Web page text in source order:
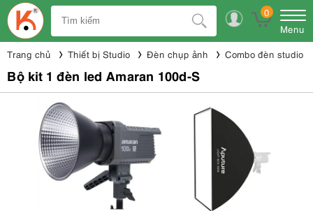
0
Menu
Trang chủ Thiết bị Studio Đèn chụp ảnh Combo đèn studio
Bộ kit 1 đèn led Amaran 100d-S